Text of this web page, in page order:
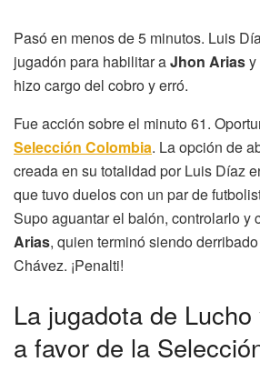
Pasó en menos de 5 minutos. Luis
jugadón para habilitar aJhon Ariasy
hizo cargo del cobro y erró.
Fue acción sobre el minuto 61.
Selección Colombia. La opción de
creada en su totalidad por Luis Díaz
que tuvo duelos con un par de
Supo aguantar el balón, controlarlo y
Arias, quien terminó siendo
Chávez. ¡Penalti!
La jugadota de
a favor de la